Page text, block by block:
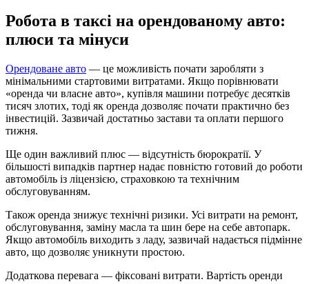
Робота в таксі на орендованому авто:
плюси та мінуси
Орендоване авто — це можливість почати заробляти з
мінімальними стартовими витратами. Якщо порівнювати
«оренда чи власне авто», купівля машини потребує десятків
тисяч злотих, тоді як оренда дозволяє почати практично без
інвестицій. Зазвичай достатньо застави та оплати першого
тижня.
Ще один важливий плюс — відсутність бюрократії. У
більшості випадків партнер надає повністю готовий до роботи
автомобіль із ліцензією, страховкою та технічним
обслуговуванням.
Також оренда знижує технічні ризики. Усі витрати на ремонт,
обслуговування, заміну масла та шин бере на себе автопарк.
Якщо автомобіль виходить з ладу, зазвичай надається підмінне
авто, що дозволяє уникнути простою.
Додаткова перевага — фіксовані витрати. Вартість оренди